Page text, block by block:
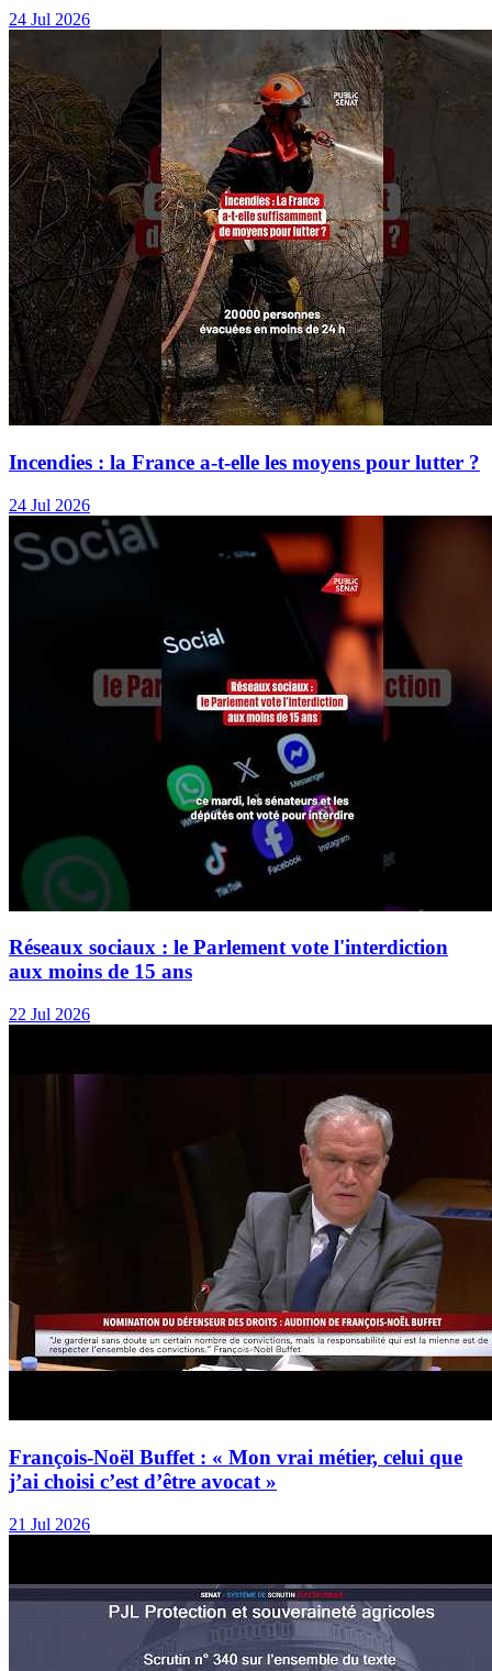
24 Jul 2026
Incendies : la France a-t-elle les moyens pour lutter ?
24 Jul 2026
Réseaux sociaux : le Parlement vote l'interdiction
aux moins de 15 ans
22 Jul 2026
François-Noël Buffet : « Mon vrai métier, celui que
j’ai choisi c’est d’être avocat »
21 Jul 2026